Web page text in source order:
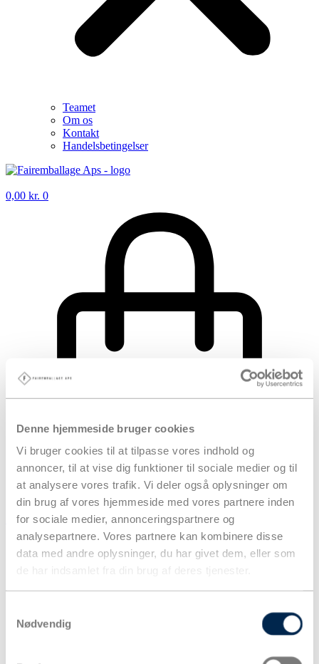
Denne hjemmeside bruger cookies
Vi bruger cookies til at tilpasse vores indhold og
annoncer, til at vise dig funktioner til sociale medier og til
at analysere vores trafik. Vi deler også oplysninger om
din brug af vores hjemmeside med vores partnere inden
for sociale medier, annonceringspartnere og
analysepartnere. Vores partnere kan kombinere disse
data med andre oplysninger, du har givet dem, eller som
de har indsamlet fra din brug af deres tjenester.
Nødvendig
Teamet
Om os
Kontakt
Handelsbetingelser
0,00 kr. 0
Kurv
Produkter